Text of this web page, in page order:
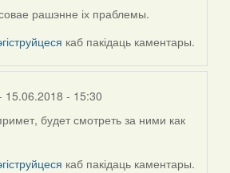
рашэнне іх праблемы.
каб пакідаць каментары.
15.06.2018 - 15:30
будет смотреть за ними как
каб пакідаць каментары.